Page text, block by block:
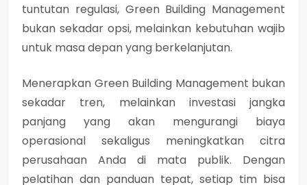
tuntutan regulasi, Green Building Management
bukan sekadar opsi, melainkan kebutuhan wajib
untuk masa depan yang berkelanjutan.
Menerapkan Green Building Management bukan
sekadar tren, melainkan investasi jangka
panjang yang akan mengurangi biaya
operasional sekaligus meningkatkan citra
perusahaan Anda di mata publik. Dengan
pelatihan dan panduan tepat, setiap tim bisa